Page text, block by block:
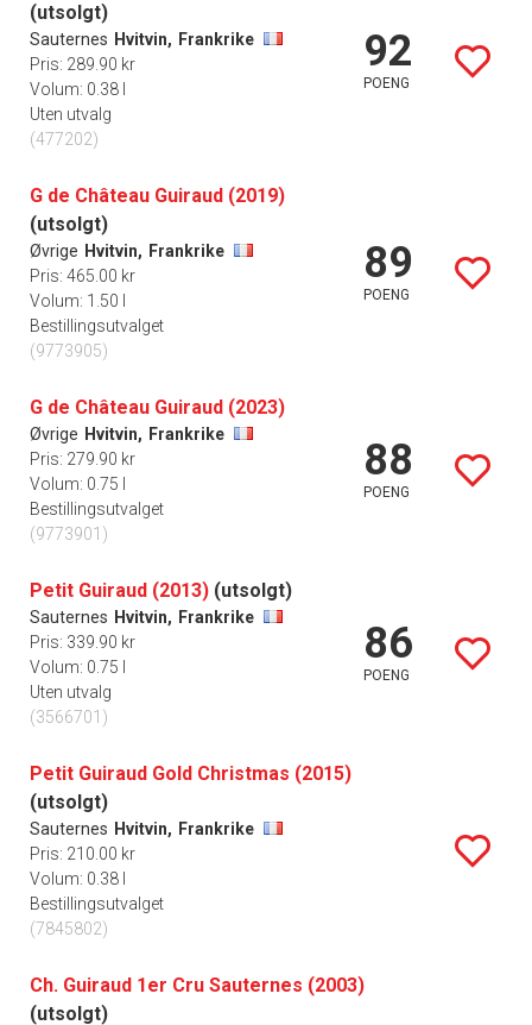
(utsolgt)
Sauternes Hvitvin, Frankrike
Pris: 289.90 kr
Volum: 0.38 l
Uten utvalg
(477202)
92
POENG
G de Château Guiraud (2019)
(utsolgt)
Øvrige Hvitvin, Frankrike
Pris: 465.00 kr
Volum: 1.50 l
Bestillingsutvalget
(9773905)
89
POENG
G de Château Guiraud (2023)
Øvrige Hvitvin, Frankrike
Pris: 279.90 kr
Volum: 0.75 l
Bestillingsutvalget
(9773901)
88
POENG
Petit Guiraud (2013) (utsolgt)
Sauternes Hvitvin, Frankrike
Pris: 339.90 kr
Volum: 0.75 l
Uten utvalg
(3566701)
86
POENG
Petit Guiraud Gold Christmas (2015)
(utsolgt)
Sauternes Hvitvin, Frankrike
Pris: 210.00 kr
Volum: 0.38 l
Bestillingsutvalget
(7845802)
Ch. Guiraud 1er Cru Sauternes (2003)
(utsolgt)